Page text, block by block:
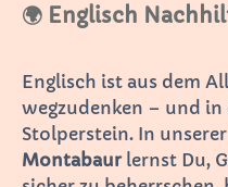
🌍 Englisch
Englisch ist aus dem
wegzudenken – und
Stolperstein. In unserer
Montabaurlernst Du,